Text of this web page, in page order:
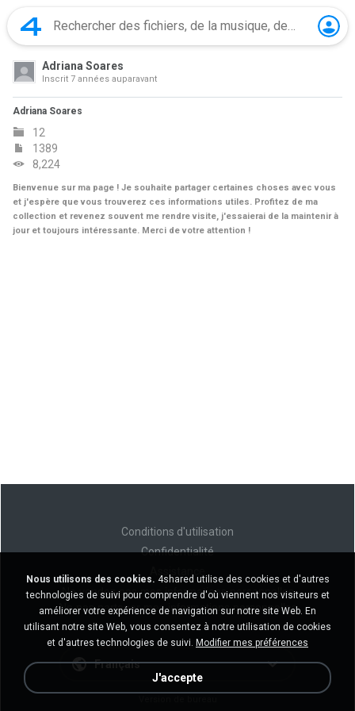
Adriana Soares
Inscrit 7 années auparavant
Adriana Soares
12
1389
8,224
Bienvenue sur ma page ! Je souhaite partager certaines choses avec vous
et j'espère que vous trouverez ces informations utiles. Profitez de ma
collection et revenez souvent me rendre visite, j'essaierai de la maintenir à
jour et toujours intéressante. Merci de votre attention !
Conditions d'utilisation
Confidentialité
Ne vendez pas mes informations personnelles
Ne pas partager mes informations personnelles
Français
Nous utilisons des cookies. 4shared utilise des cookies et d'autres
technologies de suivi pour comprendre d'où viennent nos visiteurs et
améliorer votre expérience de navigation sur notre site Web. En
utilisant notre site Web, vous consentez à notre utilisation de cookies
et d'autres technologies de suivi. Modifier mes préférences
J'accepte